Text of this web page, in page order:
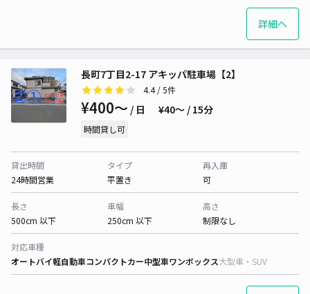
詳細へ
長町7丁目2-17 アキッパ駐車場【2】
4.4/ 5件
¥400〜 / 日 ¥40〜 / 15分
時間貸し可
貸出時間
24時間営業
タイプ
平置き
再入庫
可
長さ
500cm 以下
車幅
250cm 以下
高さ
制限なし
対応車種
オートバイ軽自動車コンパクトカー中型車ワンボックス大型車・SUV